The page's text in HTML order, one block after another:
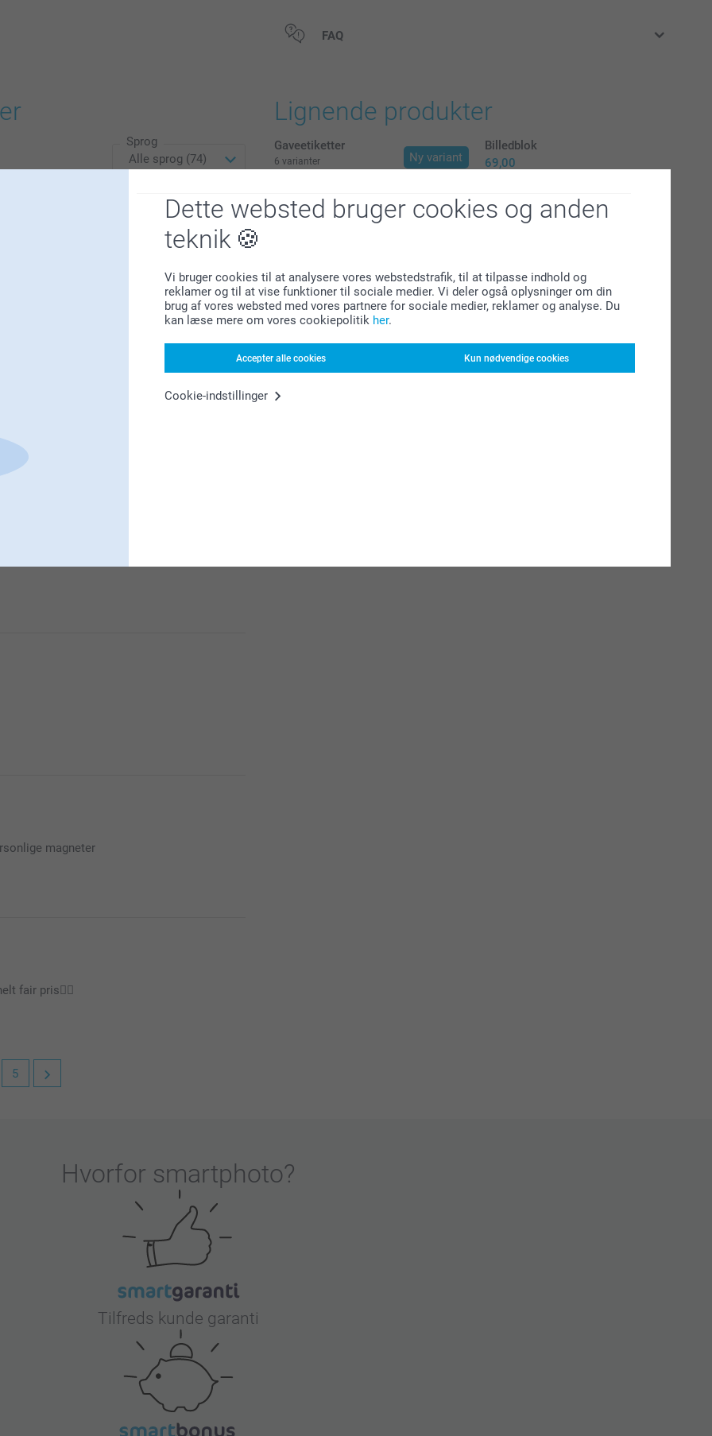
Dette websted bruger cookies og anden
teknik
Vi bruger cookies til at analysere vores webstedstrafik, til at tilpasse indhold og
reklamer og til at vise funktioner til sociale medier. Vi deler også oplysninger om din
brug af vores websted med vores partnere for sociale medier, reklamer og analyse. Du
kan læse mere om vores cookiepolitik her.
Accepter alle cookies Kun nødvendige cookies
Cookie-indstillinger
Alle priser inklusive moms og uden forsendelsesomkostninger
FAQ
Sprog
40
7
4
12
magneter
du fandt vores designprogram let at
fair pris👌🏻
5
Lignende produkter
Ny variant
Gaveetiketter
6 varianter
(5 anmeldelser)
Billedblok
69,00
(5 anmeldelser)
Fra 259,00
(6 anmeldelser)
Hvorfor smartphoto?
Tilfreds kunde garanti